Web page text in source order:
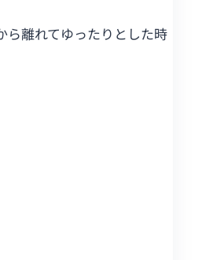
ら離れてゆったりとした時